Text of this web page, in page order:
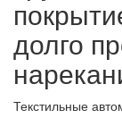
долго
Текстильные